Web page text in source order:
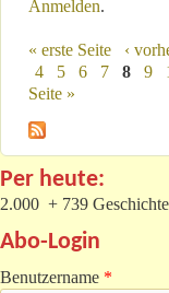
Anmelden.
Seiten
« erste Seite ‹
4
5 6 7 8 9
Seite »
Per heute:
2.000 + 739
Abo-Login
Benutzername *